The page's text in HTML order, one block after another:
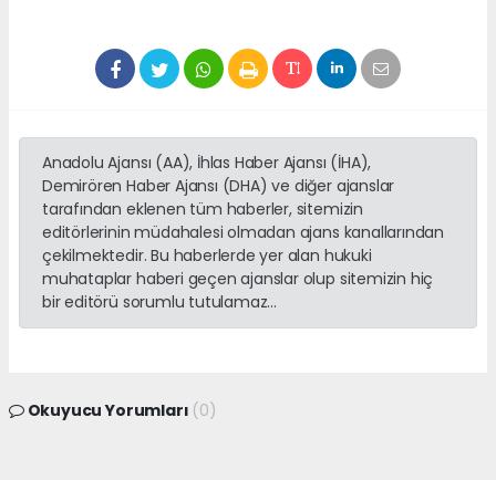
Anadolu Ajansı (AA), İhlas Haber Ajansı (İHA),
Demirören Haber Ajansı (DHA) ve diğer ajanslar
tarafından eklenen tüm haberler, sitemizin
editörlerinin müdahalesi olmadan ajans kanallarından
çekilmektedir. Bu haberlerde yer alan hukuki
muhataplar haberi geçen ajanslar olup sitemizin hiç
bir editörü sorumlu tutulamaz...
Okuyucu Yorumları (0)